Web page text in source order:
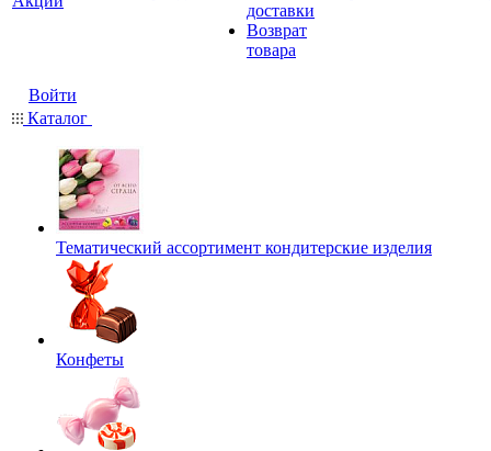
доставки
Возврат
товара
Войти
Каталог
Тематический ассортимент кондитерские изделия
Конфеты